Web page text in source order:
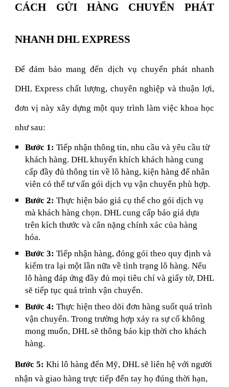
CÁCH GỬI HÀNG CHUYỂN PHÁT
NHANH DHL EXPRESS
Để đảm bảo mang đến dịch vụ chuyển phát nhanh
DHL Express chất lượng, chuyên nghiệp và thuận lợi,
đơn vị này xây dựng một quy trình làm việc khoa học
như sau:
Bước 1:Tiếp nhận thông tin, nhu cầu và yêu cầu từ
khách hàng. DHL khuyến khích khách hàng cung
cấp đầy đủ thông tin về lô hàng, kiện hàng để nhân
viên có thể tư vấn gói dịch vụ vận chuyển phù hợp.
Bước 2: Thực hiện báo giá cụ thể cho gói dịch vụ
mà khách hàng chọn. DHL cung cấp báo giá dựa
trên kích thước và cân nặng chính xác của hàng
hóa.
Bước 3: Tiếp nhận hàng, đóng gói theo quy định và
kiểm tra lại một lần nữa về tình trạng lô hàng. Nếu
lô hàng đáp ứng đầy đủ mọi tiêu chí và giấy tờ, DHL
sẽ tiếp tục quá trình vận chuyển.
Bước 4:Thực hiện theo dõi đơn hàng suốt quá trình
vận chuyển. Trong trường hợp xảy ra sự cố không
mong muốn, DHL sẽ thông báo kịp thời cho khách
hàng.
Bước 5:Khi lô hàng đến Mỹ, DHL sẽ liên hệ với người
nhận và giao hàng trực tiếp đến tay họ đúng thời hạn,